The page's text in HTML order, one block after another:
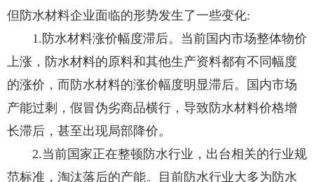
但防水材料企业面临的形势发生了一些变化:
1.防水材料涨价幅度滞后。当前国内市场整体物价
上涨，防水材料的原料和其他生产资料都有不同幅度
的涨价，而防水材料的涨价幅度明显滞后。国内市场
产能过剩，假冒伪劣商品横行，导致防水材料价格增
长滞后，甚至出现局部降价。
2.当前国家正在整顿防水行业，出台相关的行业规
范标准，淘汰落后的产能。目前防水行业大多为防水